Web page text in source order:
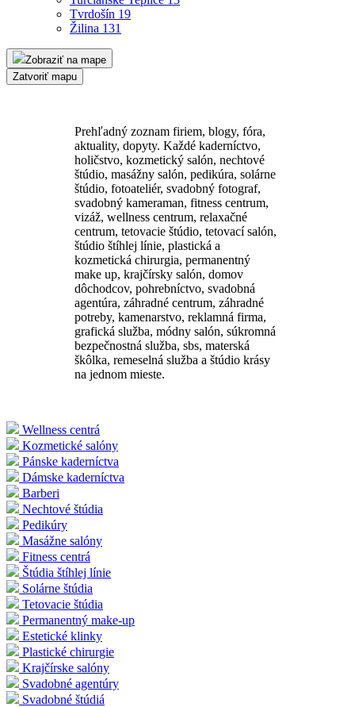
Tvrdošín 19
Žilina 131
Zobraziť na mape
Zatvoriť mapu
Prehľadný zoznam firiem, blogy, fóra,
aktuality, dopyty. Každé kaderníctvo,
holičstvo, kozmetický salón, nechtové
štúdio, masážny salón, pedikúra, solárne
štúdio, fotoateliér, svadobný fotograf,
svadobný kameraman, fitness centrum,
vizáž, wellness centrum, relaxačné
centrum, tetovacie štúdio, tetovací salón,
štúdio štíhlej línie, plastická a
kozmetická chirurgia, permanentný
make up, krajčírsky salón, domov
dôchodcov, pohrebníctvo, svadobná
agentúra, záhradné centrum, záhradné
potreby, kamenarstvo, reklamná firma,
grafická služba, módny salón, súkromná
bezpečnostná služba, sbs, materská
škôlka, remeselná služba a štúdio krásy
na jednom mieste.
Wellness centrá
Kozmetické salóny
Pánske kaderníctva
Dámske kaderníctva
Barberi
Nechtové štúdia
Pedikúry
Masážne salóny
Fitness centrá
Štúdia štíhlej línie
Solárne štúdia
Tetovacie štúdia
Permanentný make-up
Estetické klinky
Plastické chirurgie
Krajčírske salóny
Svadobné agentúry
Svadobné štúdiá